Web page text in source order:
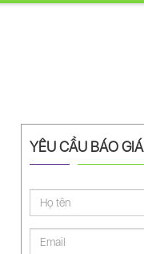
YÊU CẦU BÁO GIÁ